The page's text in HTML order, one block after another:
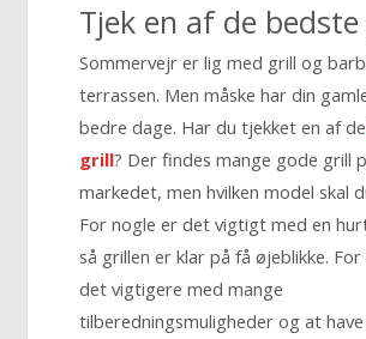
Tjek en af de
Sommervejr er lig med grill og
terrassen. Men måske har din
bedre dage. Har du tjekket en af de
grill? Der findes mange gode grill
markedet, men hvilken model skal
For nogle er det vigtigt med en
så grillen er klar på få øjeblikke.
det vigtigere med mange
tilberedningsmuligheder og at